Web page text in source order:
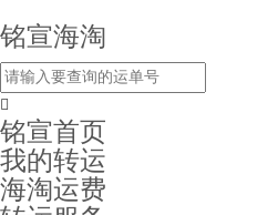
铭宣海淘
铭宣首页
我的转运
海淘运费